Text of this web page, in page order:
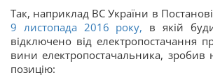
Так, наприклад ВС України в Постанові
9 листопада 2016 року, в якій
відключено від електропостачання
вини електропостачальника, зробив
позицію: